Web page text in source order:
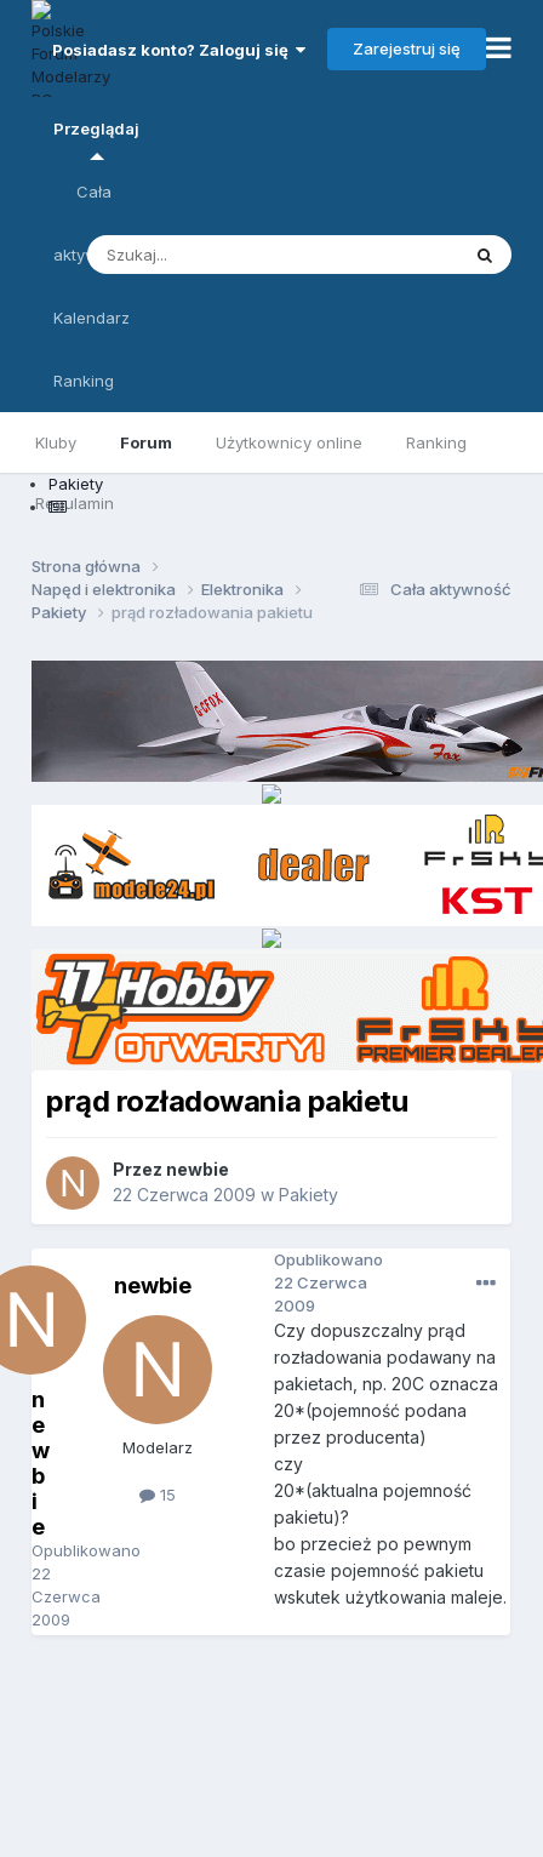
Posiadasz konto? Zaloguj się Zarejestruj się
Przeglądaj
Kluby Forum Użytkownicy online Ranking
Regulamin
Cała
aktywność
Kalendarz
Ranking
Pakiety
Cała aktywność
Strona główna
Napęd i elektronika
Elektronika
Pakiety
prąd rozładowania pakietu
prąd rozładowania pakietu
Przez newbie
22 Czerwca 2009 wPakiety
n
e
w
b
i
e
Opublikowano
22
Czerwca
2009
newbie
Modelarz
15
Opublikowano
22 Czerwca
2009
Czy dopuszczalny prąd
rozładowania podawany na
pakietach, np. 20C oznacza
20*(pojemność podana
przez producenta)
czy
20*(aktualna pojemność
pakietu)?
bo przecież po pewnym
czasie pojemność pakietu
wskutek użytkowania maleje.